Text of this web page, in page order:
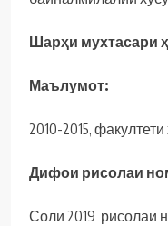
Шарҳи мухтасари
Маълумот:
2010-2015,
Дифои рисолаи
Соли 2019 рисолаи